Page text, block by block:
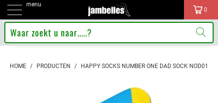
menu
0
HOME / PRODUCTEN / HAPPY SOCKS NUMBER ONE DAD SOCK NOD01